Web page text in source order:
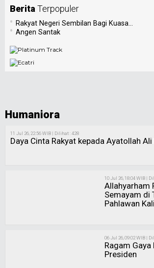
BeritaTerpopuler
• Rakyat Negeri Sembilan Bagi Kuasa...
• Angen Santak
Humaniora
11 Jul 26, 22:56 WIB | Dilihat : 428
Daya Cinta Rakyat kepada Ayatollah
10 Jul 26, 18:04 WIB |
Allahyarham
Semayam di
Pahlawan
06 Jul 26, 09:02 WIB |
Ragam Gaya
Presiden